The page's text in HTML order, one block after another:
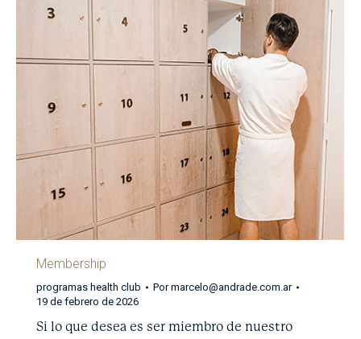
Membership
programas health club Pormarcelo@andrade.com.ar
19 de febrero de 2026
Si lo que desea es ser miembro de nuestro